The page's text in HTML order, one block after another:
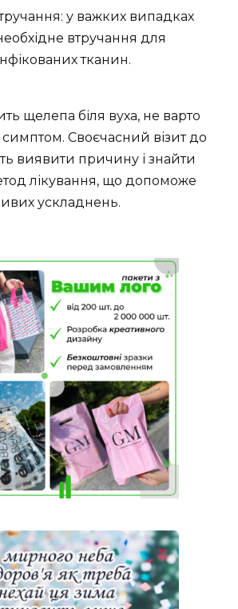
у важких випадках
втручання для
тканин.
щелепа біля вуха, не варто
симптом. Своєчасний візит до
виявити причину і знайти
лікування, що допоможе
ускладнень.